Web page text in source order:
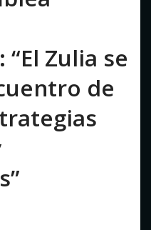
Zulia se
de